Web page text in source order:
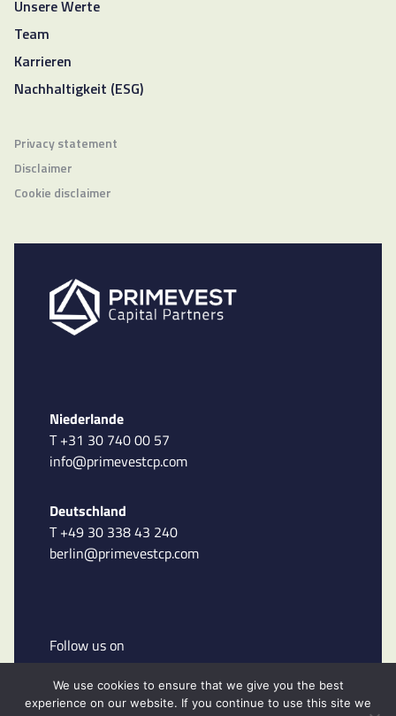
Unsere Werte
Team
Karrieren
Nachhaltigkeit (ESG)
Privacy statement
Disclaimer
Cookie disclaimer
Niederlande
T +31 30 740 00 57
info@primevestcp.com
Deutschland
T +49 30 338 43 240
berlin@primevestcp.com
Follow us on
We use cookies to ensure that we give you the best
experience on our website. If you continue to use this site we